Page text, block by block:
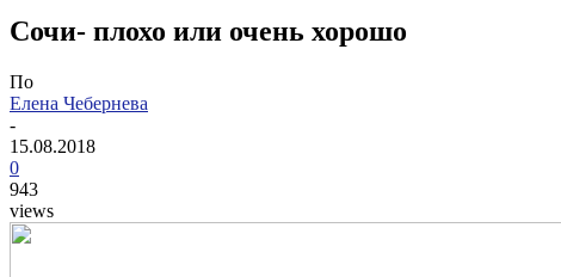
Сочи- плохо или очень хорошо
По
Елена Чебернева
-
15.08.2018
0
943
views